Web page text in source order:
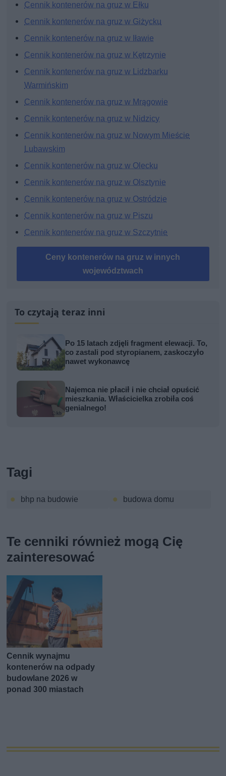
Cennik kontenerów na gruz w Ełku
Cennik kontenerów na gruz w Giżycku
Cennik kontenerów na gruz w Iławie
Cennik kontenerów na gruz w Kętrzynie
Cennik kontenerów na gruz w Lidzbarku
Warmińskim
Cennik kontenerów na gruz w Mrągowie
Cennik kontenerów na gruz w Nidzicy
Cennik kontenerów na gruz w Nowym Mieście
Lubawskim
Cennik kontenerów na gruz w Olecku
Cennik kontenerów na gruz w Olsztynie
Cennik kontenerów na gruz w Ostródzie
Cennik kontenerów na gruz w Piszu
Cennik kontenerów na gruz w Szczytnie
Ceny kontenerów na gruz w innych
województwach
To czytają teraz inni
Po 15 latach zdjęli fragment elewacji. To,
co zastali pod styropianem, zaskoczyło
nawet wykonawcę
Najemca nie płacił i nie chciał opuścić
mieszkania. Właścicielka zrobiła coś
genialnego!
Tagi
bhp na budowie budowa domu
Te cenniki również mogą Cię
zainteresować
Cennik wynajmu
kontenerów na odpady
budowlane 2026 w
ponad 300 miastach